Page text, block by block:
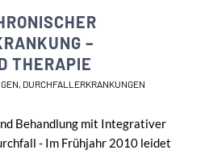
–
THERAPIE
, DURCHFALLERKRANKUNGEN
Behandlung mit Integrativer
- Im Frühjahr 2010 leidet